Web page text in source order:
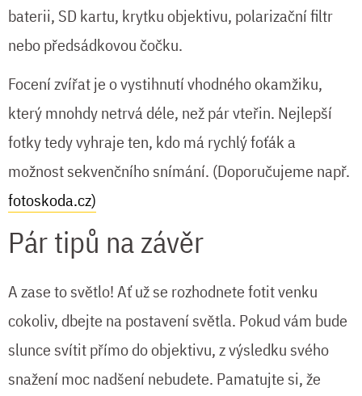
baterii, SD kartu, krytku objektivu, polarizační filtr
nebo předsádkovou čočku.
Focení zvířat je o vystihnutí vhodného okamžiku,
který mnohdy netrvá déle, než pár vteřin. Nejlepší
fotky tedy vyhraje ten, kdo má rychlý foťák a
možnost sekvenčního snímání. (Doporučujeme např.
fotoskoda.cz)
Pár tipů na závěr
A zase to světlo! Ať už se rozhodnete fotit venku
cokoliv, dbejte na postavení světla. Pokud vám bude
slunce svítit přímo do objektivu, z výsledku svého
snažení moc nadšení nebudete. Pamatujte si, že